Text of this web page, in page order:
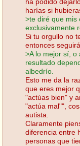
harías si
>te diré que mis
exclusivamente
Si tu orgullo no
entonces
>A lo mejor sí, o
resultado
albedrío.
Esto me da la
que eres mejor
"actúas bien" y
"actúa mal"",
autista.
Claramente
diferencia entre
personas que